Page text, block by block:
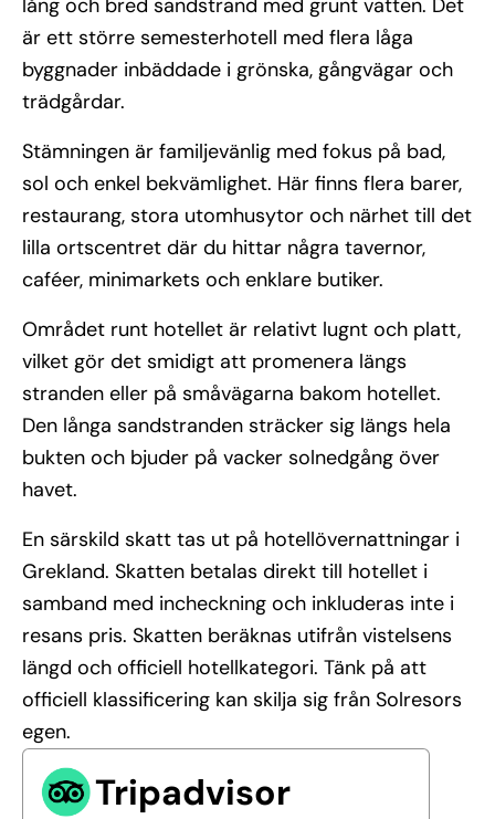
lång och bred sandstrand med grunt vatten. Det
är ett större semesterhotell med flera låga
byggnader inbäddade i grönska, gångvägar och
trädgårdar.
Stämningen är familjevänlig med fokus på bad,
sol och enkel bekvämlighet. Här finns flera barer,
restaurang, stora utomhusytor och närhet till det
lilla ortscentret där du hittar några tavernor,
caféer, minimarkets och enklare butiker.
Området runt hotellet är relativt lugnt och platt,
vilket gör det smidigt att promenera längs
stranden eller på småvägarna bakom hotellet.
Den långa sandstranden sträcker sig längs hela
bukten och bjuder på vacker solnedgång över
havet.
En särskild skatt tas ut på hotellövernattningar i
Grekland. Skatten betalas direkt till hotellet i
samband med incheckning och inkluderas inte i
resans pris. Skatten beräknas utifrån vistelsens
längd och officiell hotellkategori. Tänk på att
officiell klassificering kan skilja sig från Solresors
egen.
Tripadvisor